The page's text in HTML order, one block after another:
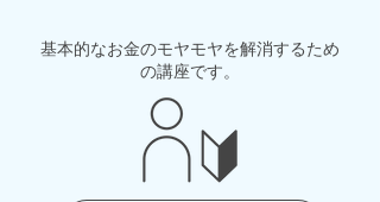
基本的なお金のモヤモヤを解消するため
の講座です。